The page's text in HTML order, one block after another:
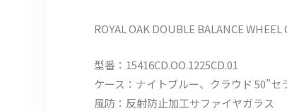
ROYAL OAK DOUBLE BALANCE WHEEL
型番：15416CD.OO.1225CD.01
ケース：ナイトブルー、クラウド 50”セ
風防：反射防止加工サファイヤガラス